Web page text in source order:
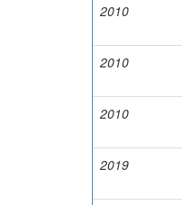
2010
2010
2010
2019